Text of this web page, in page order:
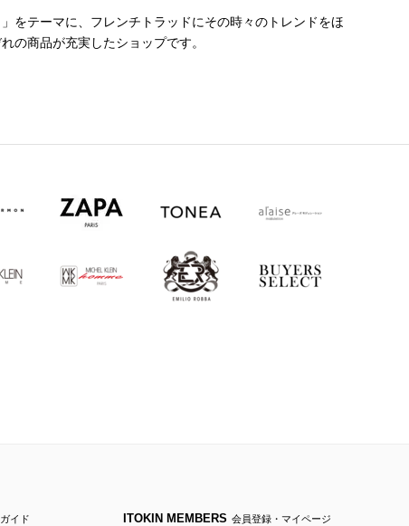
をテーマに、フレンチトラッドにその時々のトレンドをほ
の商品が充実したショップです。
イド ITOKIN MEMBERS 会員登録・マイページ